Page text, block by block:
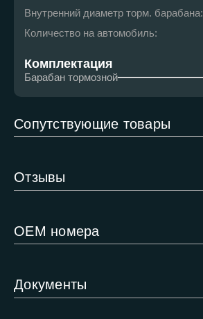
Внутренний диаметр торм. барабана:
Количество на автомобиль:
Комплектация
Барабан тормозной
Сопутствующие товары
Отзывы
ОЕМ номера
Документы